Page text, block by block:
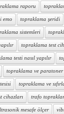
raporu
emo topraklama şeridi
sistemleri
topraklama test
testi nasıl yapılır
topraklama ve paratoner
topraklama ve
cihazları trafo
mesafe ölçer